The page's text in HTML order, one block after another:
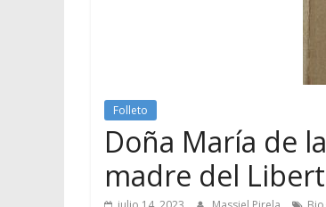
Folleto
Doña María de
madre del